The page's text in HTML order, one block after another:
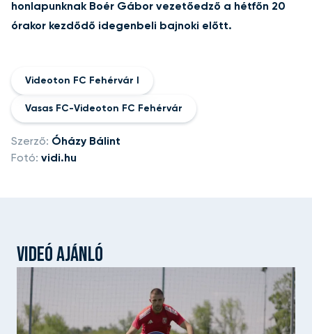
honlapunknak Boér Gábor vezetőedző a hétfőn 20
órakor kezdődő idegenbeli bajnoki előtt.
Videoton FC Fehérvár I
Vasas FC-Videoton FC Fehérvár
Szerző: Óházy Bálint
Fotó: vidi.hu
VIDEÓ AJÁNLÓ